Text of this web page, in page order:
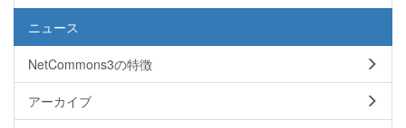
ニュース
NetCommons3の特徴
アーカイブ